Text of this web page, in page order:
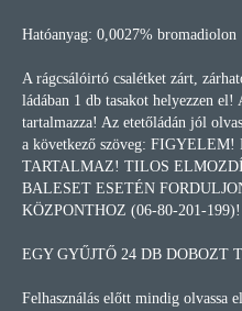
Hatóanyag: 0,0027% bromadiolon
A rágcsálóirtó csalétket zárt,
ládában 1 db tasakot helyezzen el!
tartalmazza! Az etetőládán jól
a következő szöveg:
TARTALMAZ! TILOS
BALESET ESETÉN
KÖZPONTHOZ (06-80-201-199)!
EGY GYŰJTŐ 24 DB DOBOZT
Felhasználás előtt mindig olvassa